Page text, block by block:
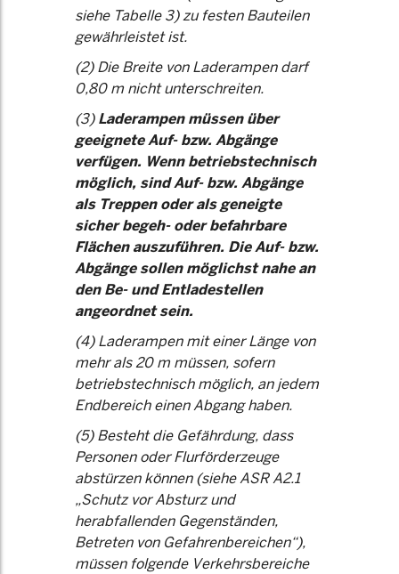
siehe Tabelle 3) zu festen Bauteilen
gewährleistet ist.
(2) Die Breite von Laderampen darf
0,80 m nicht unterschreiten.
(3)Laderampen müssen über
geeignete Auf- bzw. Abgänge
verfügen. Wenn betriebstechnisch
möglich, sind Auf- bzw. Abgänge
als Treppen oder als geneigte
sicher begeh- oder befahrbare
Flächen auszuführen. Die Auf- bzw.
Abgänge sollen möglichst nahe an
den Be- und Entladestellen
angeordnet sein.
(4) Laderampen mit einer Länge von
mehr als 20 m müssen, sofern
betriebstechnisch möglich, an jedem
Endbereich einen Abgang haben.
(5) Besteht die Gefährdung, dass
Personen oder Flurförderzeuge
abstürzen können (siehe ASR A2.1
„Schutz vor Absturz und
herabfallenden Gegenständen,
Betreten von Gefahrenbereichen“),
müssen folgende Verkehrsbereiche